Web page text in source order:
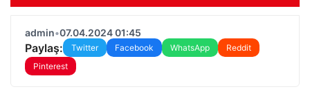
admin•07.04.2024 01:45
Paylaş: Twitter Facebook WhatsApp
Reddit
Pinterest